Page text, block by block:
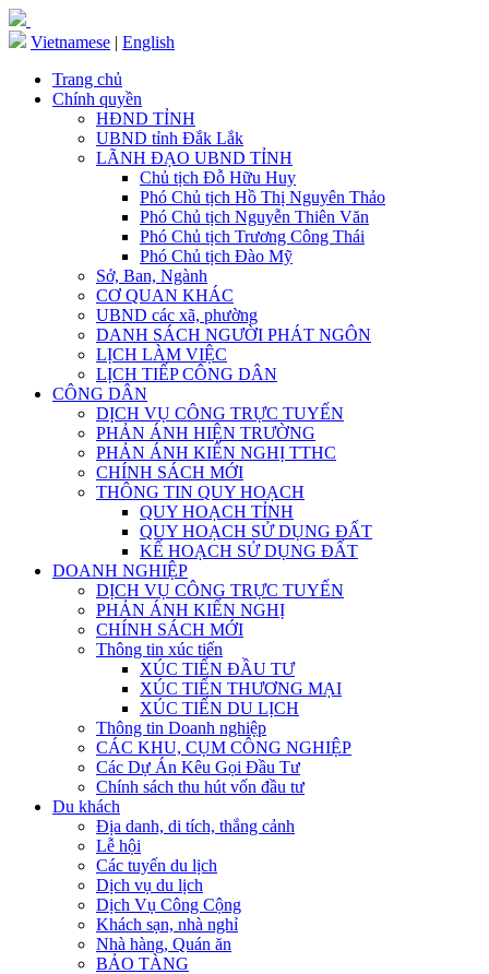
Vietnamese | English
Trang chủ
Chính quyền
HĐND TỈNH
UBND tỉnh Đắk Lắk
LÃNH ĐẠO UBND TỈNH
Chủ tịch Đỗ Hữu Huy
Phó Chủ tịch Hồ Thị Nguyên Thảo
Phó Chủ tịch Nguyễn Thiên Văn
Phó Chủ tịch Trương Công Thái
Phó Chủ tịch Đào Mỹ
Sở, Ban, Ngành
CƠ QUAN KHÁC
UBND các xã, phường
DANH SÁCH NGƯỜI PHÁT NGÔN
LỊCH LÀM VIỆC
LỊCH TIẾP CÔNG DÂN
CÔNG DÂN
DỊCH VỤ CÔNG TRỰC TUYẾN
PHẢN ÁNH HIỆN TRƯỜNG
PHẢN ÁNH KIẾN NGHỊ TTHC
CHÍNH SÁCH MỚI
THÔNG TIN QUY HOẠCH
QUY HOẠCH TỈNH
QUY HOẠCH SỬ DỤNG ĐẤT
KẾ HOẠCH SỬ DỤNG ĐẤT
DOANH NGHIỆP
DỊCH VỤ CÔNG TRỰC TUYẾN
PHẢN ÁNH KIẾN NGHỊ
CHÍNH SÁCH MỚI
Thông tin xúc tiến
XÚC TIẾN ĐẦU TƯ
XÚC TIẾN THƯƠNG MẠI
XÚC TIẾN DU LỊCH
Thông tin Doanh nghiệp
CÁC KHU, CỤM CÔNG NGHIỆP
Các Dự Án Kêu Gọi Đầu Tư
Chính sách thu hút vốn đầu tư
Du khách
Địa danh, di tích, thắng cảnh
Lễ hội
Các tuyến du lịch
Dịch vụ du lịch
Dịch Vụ Công Cộng
Khách sạn, nhà nghỉ
Nhà hàng, Quán ăn
BẢO TÀNG